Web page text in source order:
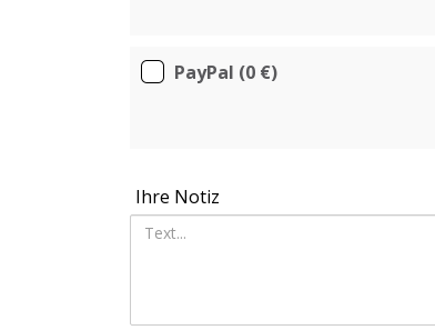
PayPal (0 €)
Ihre Notiz